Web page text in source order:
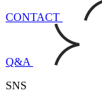
CONTACT
Q&A
SNS